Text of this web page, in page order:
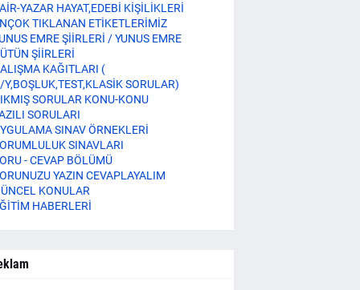
YAZAR HAYAT,EDEBİ KİŞİLİKLERİ
TIKLANAN ETİKETLERİMİZ
EMRE ŞİİRLERİ / YUNUS EMRE
ŞİİRLERİ
KAĞITLARI (
Y,BOŞLUK,TEST,KLASİK SORULAR)
SORULAR KONU-KONU
SORULARI
SINAV ÖRNEKLERİ
SINAVLARI
- CEVAP BÖLÜMÜ
YAZIN CEVAPLAYALIM
KONULAR
HABERLERİ